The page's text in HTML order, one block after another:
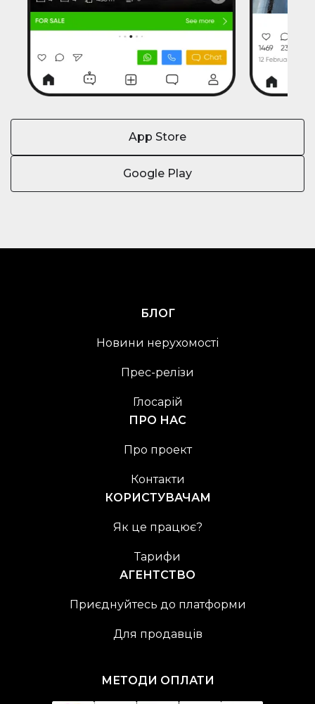
App Store
Google Play
БЛОГ
Новини нерухомості
Прес-релізи
Глосарій
ПРО НАС
Про проект
Контакти
КОРИСТУВАЧАМ
Як це працює?
Тарифи
АГЕНТСТВО
Приєднуйтесь до платформи
Для продавців
МЕТОДИ ОПЛАТИ